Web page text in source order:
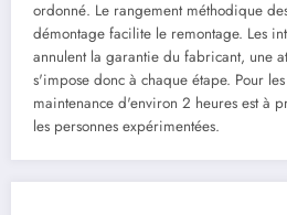
ordonné. Le rangement méthodique
démontage facilite le remontage. Les
annulent la garantie du fabricant, une
s'impose donc à chaque étape. Pour
maintenance d'environ 2 heures est à
les personnes expérimentées.